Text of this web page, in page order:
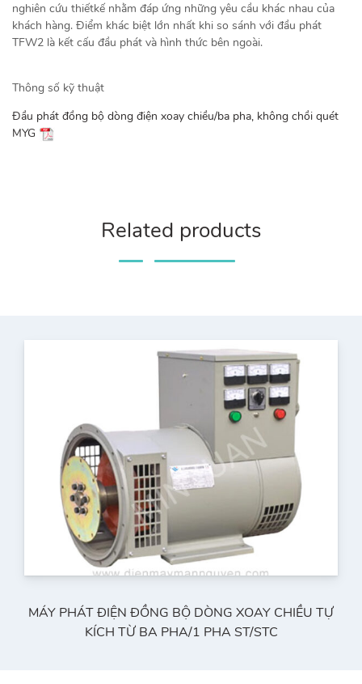
nghiên cứu thiếtkế nhằm đáp ứng những yêu cầu khác nhau của
khách hàng. Điểm khác biệt lớn nhất khi so sánh với đầu phát
TFW2 là kết cấu đầu phát và hình thức bên ngoài.
Thông số kỹ thuật
Đầu phát đồng bộ dòng điện xoay chiều/ba pha, không chồi quét
MYG
Related products
MÁY PHÁT ĐIỆN ĐỒNG BỘ DÒNG XOAY CHIỀU TỰ
KÍCH TỪ BA PHA/1 PHA ST/STC